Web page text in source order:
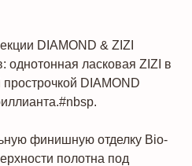
DIAMOND & ZIZI
однотонная ласковая ZIZI в
DIAMOND
финишную отделку Bio-
полотна под